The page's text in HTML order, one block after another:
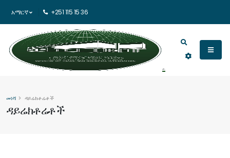
አማርኛ +251 115 15 36
ዳይሬክቶሬቶች
መነሻ ዳይሬክቶሬቶች